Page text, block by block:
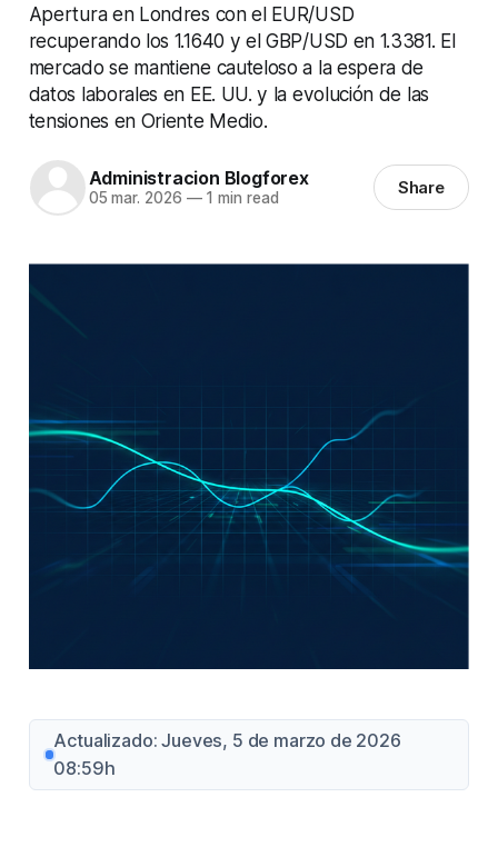
Apertura en Londres con el EUR/USD
recuperando los 1.1640 y el GBP/USD en 1.3381. El
mercado se mantiene cauteloso a la espera de
datos laborales en EE. UU. y la evolución de las
tensiones en Oriente Medio.
Administracion Blogforex
05 mar. 2026 —1 min read Share
Actualizado: Jueves, 5 de marzo de 2026
08:59h